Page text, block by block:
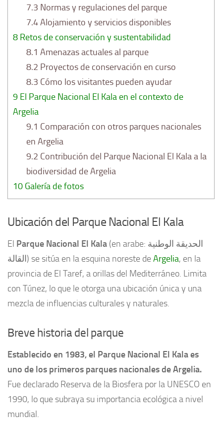
7.3 Normas y regulaciones del parque
7.4Alojamiento y servicios disponibles
8 Retos de conservación y sustentabilidad
8.1 Amenazas actuales al parque
8.2 Proyectos de conservación en curso
8.3 Cómo los visitantes pueden ayudar
9 El Parque Nacional El Kala en el contexto de
Argelia
9.1 Comparación con otros parques nacionales
en Argelia
9.2 Contribución del Parque Nacional El Kala a la
biodiversidad de Argelia
10 Galería de fotos
Ubicación del Parque Nacional El Kala
El Parque Nacional El Kala (en arabe: الحديقة الوطنية
القالة) se sitúa en la esquina noreste deArgelia, en la
provincia de El Taref, a orillas del Mediterráneo. Limita
con Túnez, lo que le otorga una ubicación única y una
mezcla de influencias culturales y naturales.
Breve historia del parque
Establecido en 1983, el Parque Nacional El Kala es
uno de los primeros parques nacionales de Argelia.
Fue declarado Reserva de la Biosfera por la UNESCO en
1990, lo que subraya su importancia ecológica a nivel
mundial.